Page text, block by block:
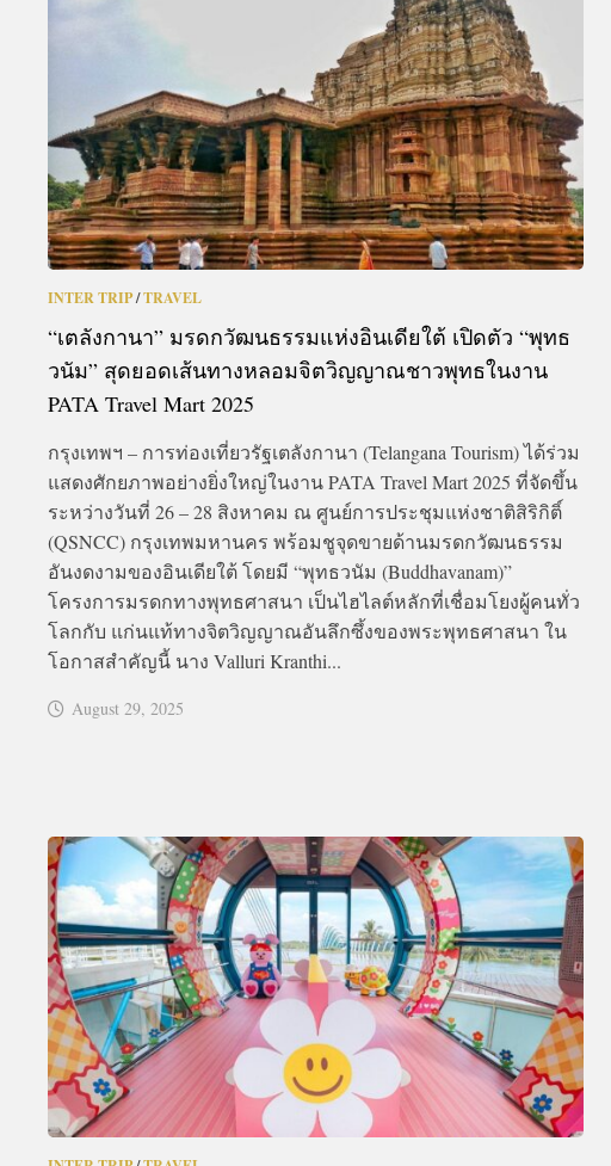
ACTIVITIES
&
EVENT
DEAL
INTER TRIP/TRAVEL
“เตลังกานา” มรดกวัฒนธรรมแห่งอินเดียใต้ เปิดตัว “พุทธ
วนัม” สุดยอดเส้นทางหลอมจิตวิญญาณชาวพุทธในงาน
PATA Travel Mart 2025
กรุงเทพฯ – การท่องเที่ยวรัฐเตลังกานา (Telangana Tourism) ได้ร่วม
แสดงศักยภาพอย่างยิ่งใหญ่ในงาน PATA Travel Mart 2025 ที่จัดขึ้น
ระหว่างวันที่ 26 – 28 สิงหาคม ณ ศูนย์การประชุมแห่งชาติสิริกิติ์
(QSNCC) กรุงเทพมหานคร พร้อมชูจุดขายด้านมรดกวัฒนธรรม
อันงดงามของอินเดียใต้ โดยมี “พุทธวนัม (Buddhavanam)”
โครงการมรดกทางพุทธศาสนา เป็นไฮไลต์หลักที่เชื่อมโยงผู้คนทั่ว
โลกกับ แก่นแท้ทางจิตวิญญาณอันลึกซึ้งของพระพุทธศาสนา ใน
โอกาสสำคัญนี้ นาง Valluri Kranthi...
August 29, 2025